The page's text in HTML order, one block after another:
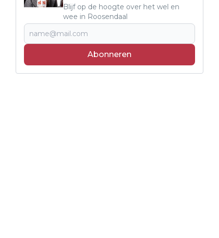
Blijf op de hoogte over het wel en
wee in Roosendaal
Abonneren